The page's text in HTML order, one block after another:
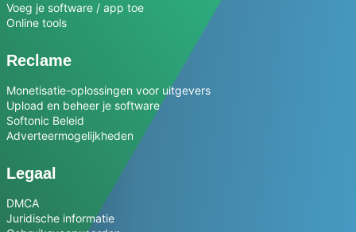
Voeg je software / app toe
Online tools
Reclame
Monetisatie-oplossingen voor uitgevers
Upload en beheer je software
Softonic Beleid
Adverteermogelijkheden
Legaal
DMCA
Juridische informatie